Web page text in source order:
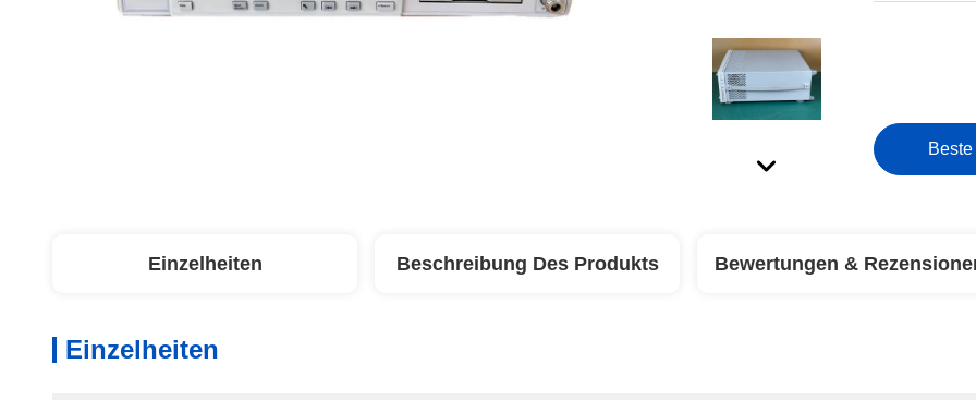
Einzelheiten Beschreibung Des Produkts Bewertungen &
Einzelheiten